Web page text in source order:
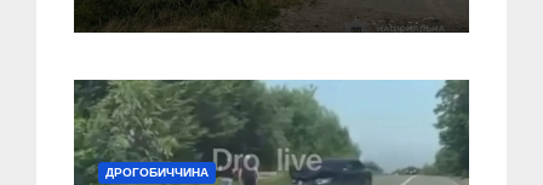
Дрогобиччині
ДРОГОБИЧЧИНА